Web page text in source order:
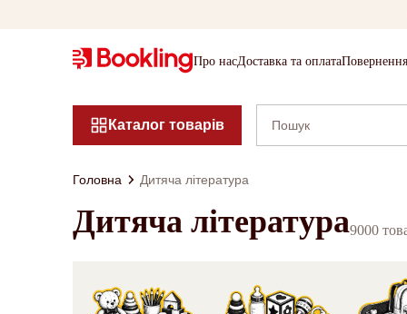
Про насДоставка та оплата
Каталог товарів
Головна Дитяча література
Дитяча література9000